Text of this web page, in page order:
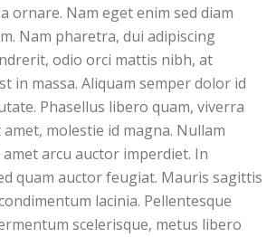
ornare. Nam eget enim sed diam
Nam pharetra, dui adipiscing
odio orci mattis nibh, at
in massa. Aliquam semper dolor id
Phasellus libero quam, viverra
molestie id magna. Nullam
arcu auctor imperdiet. In
quam auctor feugiat. Mauris sagittis
lacinia. Pellentesque
scelerisque, metus libero